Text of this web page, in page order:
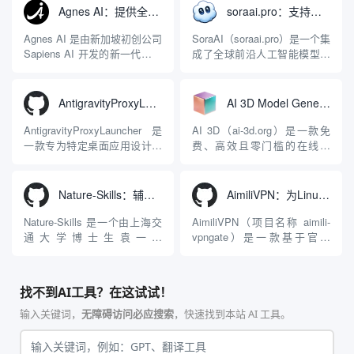
LuaJIT 构建，并在 2019 年作
为顶级开源项目捐赠给
Apache 软件基金会。APISIX
彻底摒...
程助手的账号与运行环境而设
计。它目前支持包括
Antigravity IDE、Codex、
GitHub Copilo...
Agnes AI：提供全模态模型免费API、支持图文视频生成与复杂工程执行的智能体平台
Agnes AI 是由新加坡初创公司
Sapiens AI 开发的新一代多模
限制，提供集文本、图像、视
频生成于一体的“全模态”大模
型能力。平台的核心产品矩阵
包括主打自动化工作流的
soraai.pro：支持多模型文字转视频和图像生成的在线创作工具
SoraAI（soraai.pro）是一个集
成了全球前沿人工智能模型的
者、营销人员及广大用户提供
一站式、开箱即用的视觉内容
生成解决方案。网站的核心优
势在于其强大的多模型聚合能
AntigravityProxyLauncher：免TUN全局代理使用Antigravity IDE
AntigravityProxyLauncher 是
一款专为特定桌面应用设计的
Windows 平台。当用户使用桌
面版 Gemini 客户端或
Antigravity IDE ...
AI 3D Model Generator：通过文本和图像快速生成3D模型的在线工具
AI 3D（ai-3d.org）是一款免
费、高效且零门槛的在线AI
动Seed 3D两大行业领先的AI
模型架构，致力于帮助用户无
需掌握复杂的3D拓扑知识或昂
贵的专业软件，即可在...
Nature-Skills：辅助撰写学术论文和绘制科研图表的智能体插件
Nature-Skills 是一个由上海交
通大学博士生袁一哲
Nature、Science、Cell 等）
的论文撰写与发表流程设计。
该工具集以智能体插...
AimiliVPN：为Linux提供纯净出站家庭IP的VPN代理网关
AimiliVPN（项目名称 aimili-
vpngate）是一款基于官方
纯 Python 标准库编写，用户
无需安装...
找不到AI工具？在这试试！
输入关键词， 无障碍访问必应搜索，快速找到本站 AI 工具。